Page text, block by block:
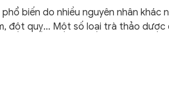
biến do nhiều nguyên nhân khác
đột quỵ... Một số loại trà thảo dược